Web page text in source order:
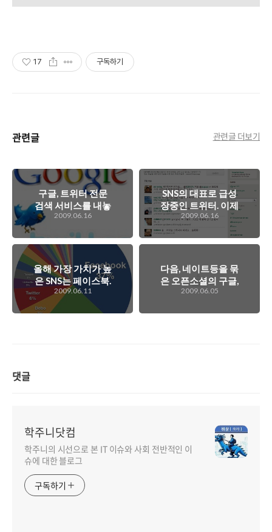
17 구독하기
관련글 관련글 더보기
구글, 트위터 전문
검색 서비스를 내놓
는 것인가?
2009.06.16
SNS의 대표로 급성
장중인 트위터. 이제
는 마케팅 도구로 주
목받기 시작...
2009.06.16
올해 가장 가치가 높
은 SNS는 페이스북.
하지만 트위터의 성
장이 남다른데...
2009.06.11
다음, 네이트등을 묶
은 오픈소셜의 구글,
네이버를 깨뜨릴 전
2009.06.05
댓글
학주니닷컴
학주니의 시선으로 본 IT 이슈와 사회 전반적인 이
슈에 대한 블로그
구독하기